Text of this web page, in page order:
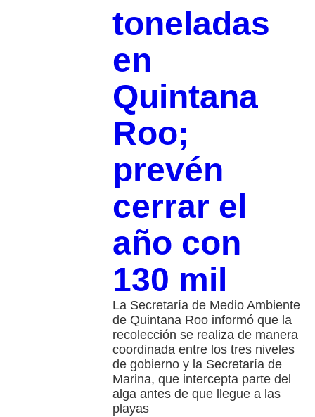
toneladas
en
Quintana
Roo;
prevén
cerrar el
año con
130 mil
La Secretaría de Medio Ambiente
de Quintana Roo informó que la
recolección se realiza de manera
coordinada entre los tres niveles
de gobierno y la Secretaría de
Marina, que intercepta parte del
alga antes de que llegue a las
playas